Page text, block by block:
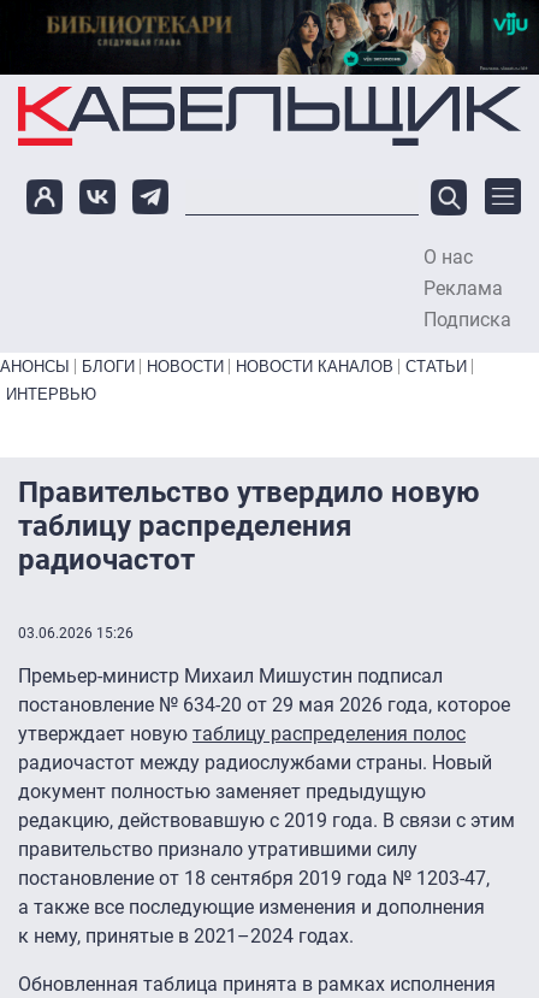
Перейти к основному содержанию
О нас
Реклама
Подписка
Primary links bottom
АНОНСЫ БЛОГИ НОВОСТИ НОВОСТИ КАНАЛОВ
СТАТЬИ
ИНТЕРВЬЮ
Правительство утвердило новую
таблицу распределения
радиочастот
03.06.2026 15:26
Премьер-министр Михаил Мишустин подписал
постановление № 634-20 от 29 мая 2026 года, которое
утверждает новую таблицу распределения полос
радиочастот между радиослужбами страны. Новый
документ полностью заменяет предыдущую
редакцию, действовавшую с 2019 года. В связи с этим
правительство признало утратившими силу
постановление от 18 сентября 2019 года № 1203-47,
а также все последующие изменения и дополнения
к нему, принятые в 2021–2024 годах.
Обновленная таблица принята в рамках исполнения